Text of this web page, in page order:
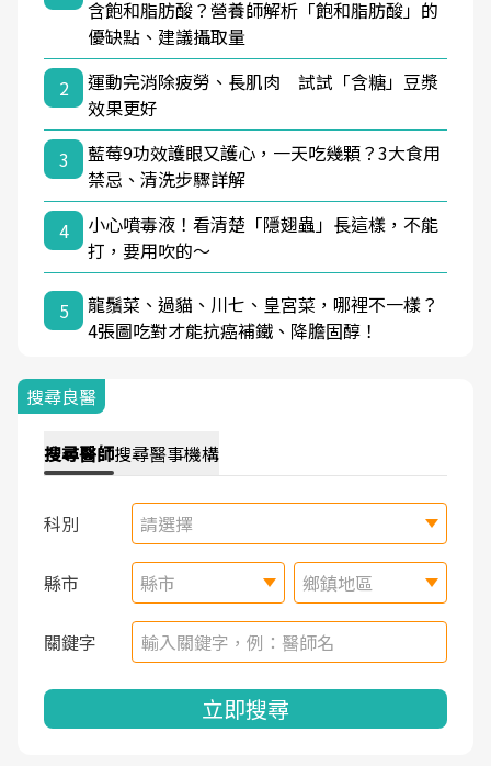
含飽和脂肪酸？營養師解析「飽和脂肪酸」的
優缺點、建議攝取量
2
運動完消除疲勞、長肌肉 試試「含糖」豆漿
效果更好
3
藍莓9功效護眼又護心，一天吃幾顆？3大食用
禁忌、清洗步驟詳解
4
小心噴毒液！看清楚「隱翅蟲」長這樣，不能
打，要用吹的～
5
龍鬚菜、過貓、川七、皇宮菜，哪裡不一樣？
4張圖吃對才能抗癌補鐵、降膽固醇！
搜尋良醫
搜尋醫師搜尋醫事機構
科別 請選擇
縣市 縣市 鄉鎮地區
關鍵字
立即搜尋